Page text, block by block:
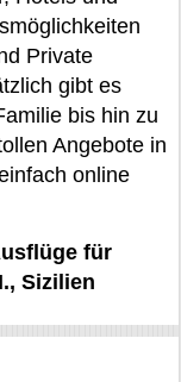
Private
gibt es
bis hin zu
Angebote in
online
für
Sizilien